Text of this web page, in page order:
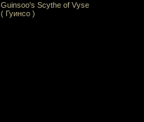
Guinsoo's Scythe of Vyse
( Гуинсо )